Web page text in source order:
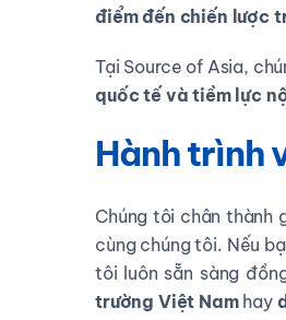
điểm đến chiến lược
Tại Source of Asia,
quốc tế và tiềm lực
Hành trình
Chúng tôi chân thành
cùng chúng tôi. Nếu
tôi luôn sẵn sàng
trường Việt Namhay